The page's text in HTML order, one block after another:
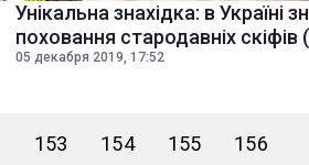
Унікальна знахідка: в Україні
поховання стародавніх
05 декабря 2019, 17:52
153 154 155 156